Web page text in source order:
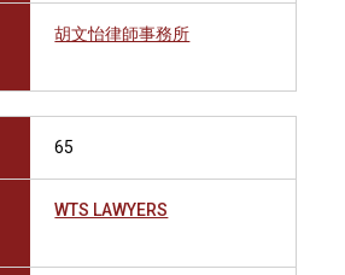
胡文怡律師事務所
65
WTS LAWYERS